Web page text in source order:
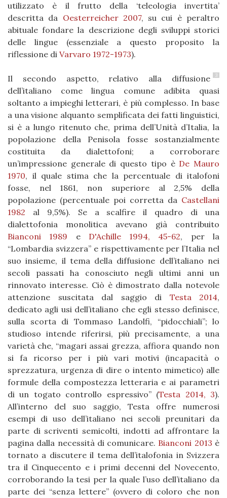
utilizzato è il frutto della ‘teleologia invertita’
descritta da Oesterreicher 2007, su cui è peraltro
abituale fondare la descrizione degli sviluppi storici
delle lingue (essenziale a questo proposito la
riflessione di Varvaro 1972-1973).
3
Il secondo aspetto, relativo alla diffusione
dell’italiano come lingua comune adibita quasi
soltanto a impieghi letterari, è più complesso. In base
a una visione alquanto semplificata dei fatti linguistici,
si è a lungo ritenuto che, prima dell’Unità d’Italia, la
popolazione della Penisola fosse sostanzialmente
costituita da dialettofoni; a corroborare
un’impressione generale di questo tipo è De Mauro
1970, il quale stima che la percentuale di italofoni
fosse, nel 1861, non superiore al 2,5% della
popolazione (percentuale poi corretta da Castellani
1982 al 9,5%). Se a scalfire il quadro di una
dialettofonia monolitica avevano già contribuito
Bianconi 1989 e D'Achille 1994, 45-62, per la
“Lombardia svizzera” e rispettivamente per l’Italia nel
suo insieme, il tema della diffusione dell’italiano nei
secoli passati ha conosciuto negli ultimi anni un
rinnovato interesse. Ciò è dimostrato dalla notevole
attenzione suscitata dal saggio di Testa 2014,
dedicato agli usi dell’italiano che egli stesso definisce,
sulla scorta di Tommaso Landolfi, “pidocchiali”; lo
studioso intende riferirsi, più precisamente, a una
varietà che, “magari assai grezza, affiora quando non
si fa ricorso per i più vari motivi (incapacità o
sprezzatura, urgenza di dire o intento mimetico) alle
formule della compostezza letteraria e ai parametri
di un togato controllo espressivo” (Testa 2014, 3).
All’interno del suo saggio, Testa offre numerosi
esempi di uso dell’italiano nei secoli preunitari da
parte di scriventi semicolti, indotti ad affrontare la
pagina dalla necessità di comunicare. Bianconi 2013 è
tornato a discutere il tema dell’italofonia in Svizzera
tra il Cinquecento e i primi decenni del Novecento,
corroborando la tesi per la quale l’uso dell’italiano da
parte dei “senza lettere” (ovvero di coloro che non